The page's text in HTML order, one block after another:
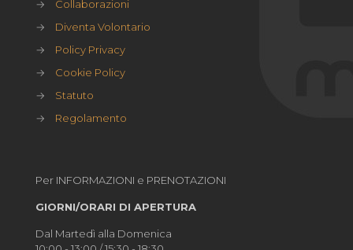
→
Collaborazioni
→
Diventa Volontario
→
Policy Privacy
→
Cookie Policy
→
Statuto
→
Regolamento
Per INFORMAZIONI e PRENOTAZIONI
GIORNI/ORARI DI APERTURA
Dal Martedì alla Domenica